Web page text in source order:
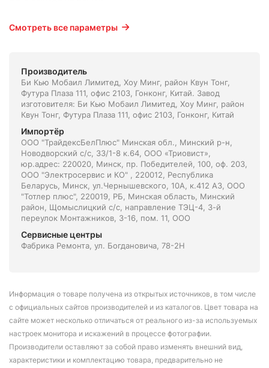
Смотреть все параметры
Производитель
Би Кью Мобаил Лимитед, Хоу Минг, район Квун Тонг,
Футура Плаза 111, офис 2103, Гонконг, Китай. Завод
изготовителя: Би Кью Мобаил Лимитед, Хоу Минг, район
Квун Тонг, Футура Плаза 111, офис 2103, Гонконг, Китай
Импортёр
ООО "ТрайдексБелПлюс" Минская обл., Минский р-н,
Новодворский с/с, 33/1-8 к.64, ООО «Триовист»,
юр.адрес: 220020, Минск, пр. Победителей, 100, оф. 203,
ООО "Электросервис и КО" , 220012, Республика
Беларусь, Минск, ул.Чернышевского, 10А, к.412 АЗ, ООО
"Тотлер плюс", 220019, РБ, Минская область, Минский
район, Щомыслицкий с/с, направление ТЭЦ-4, 3-й
переулок Монтажников, 3-16, пом. 11, ООО
Сервисные центры
Фабрика Ремонта, ул. Богдановича, 78-2Н
Информация о товаре получена из открытых источников, в том числе
с официальных сайтов производителей и из каталогов. Цвет товара на
сайте может несколько отличаться от реального из-за используемых
настроек монитора и искажений в процессе фотографии.
Производители оставляют за собой право изменять внешний вид,
характеристики и комплектацию товара, предварительно не